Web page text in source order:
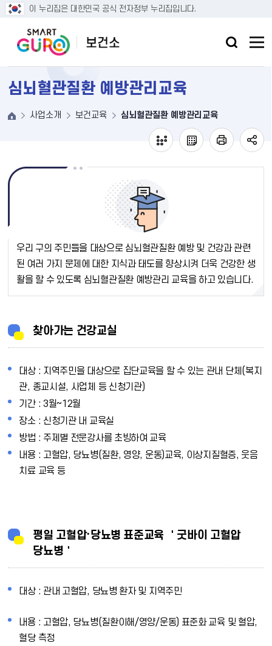
이 누리집은 대한민국 공식 전자정부 누리집입니다.
본문 바로가기
심뇌혈관질환 예방관리교육
사업소개 보건교육 심뇌혈관질환 예방관리교육
우리 구의 주민들을 대상으로 심뇌혈관질환 예방 및 건강과 관련
된 여러 가지 문제에 대한 지식과 태도를 향상시켜 더욱 건강한 생
활을 할 수 있도록 심뇌혈관질환 예방관리 교육을 하고 있습니다.
찾아가는 건강교실
대상 : 지역주민을 대상으로 집단교육을 할 수 있는 관내 단체(복지
관, 종교시설, 사업체 등 신청기관)
기간 : 3월~12월
장소 : 신청기관 내 교육실
방법 : 주제별 전문강사를 초빙하여 교육
내용 : 고혈압, 당뇨병(질환, 영양, 운동)교육, 이상지질혈증, 웃음
치료 교육 등
평일 고혈압·당뇨병 표준교육 ＇굿바이 고혈압
당뇨병＇
대상 : 관내 고혈압, 당뇨병 환자 및 지역주민
내용 : 고혈압, 당뇨병(질환이해/영양/운동) 표준화 교육 및 혈압,
혈당 측정